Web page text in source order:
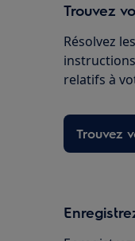
Trouvez
Résolvez
relatifs à
Trouvez